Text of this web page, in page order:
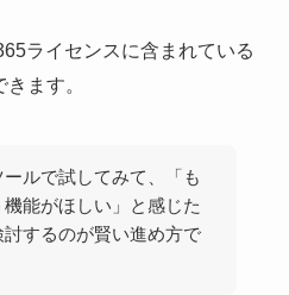
ライセンスに含まれている
ます。
ールで試してみて、「も
能がほしい」と感じた
討するのが賢い進め方で